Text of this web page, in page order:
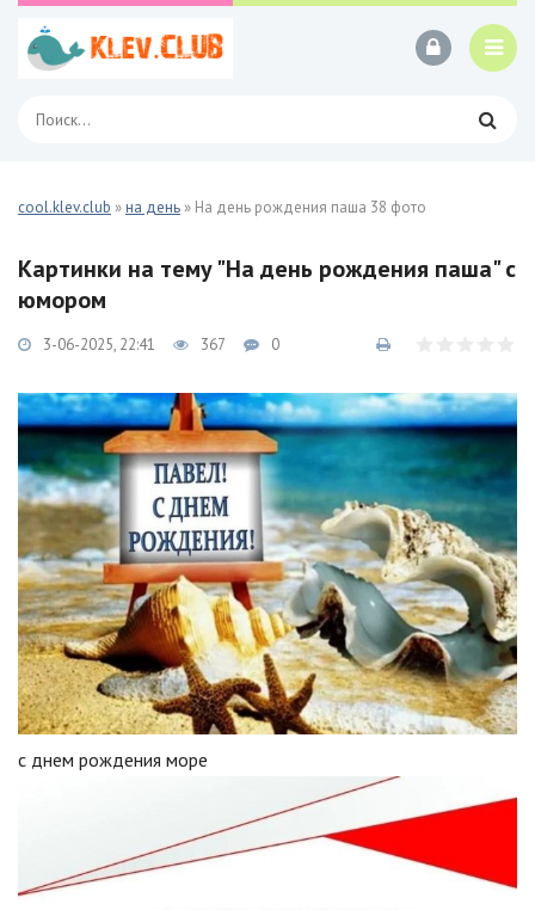
cool.klev.club »на день » На день рождения паша 38 фото
Картинки на тему "На день рождения паша" с
юмором
3-06-2025, 22:41 367 0
с днем рождения море